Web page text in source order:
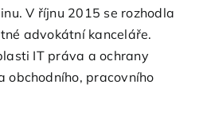
V říjnu 2015 se rozhodla
advokátní kanceláře.
IT práva a ochrany
obchodního, pracovního